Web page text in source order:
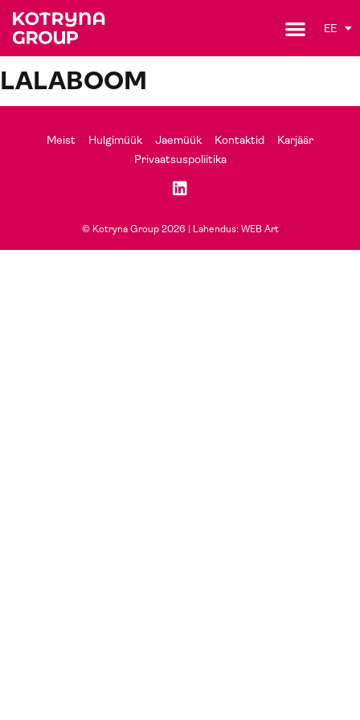
EE
LALABOOM
Meist Hulgimüük Jaemüük Kontaktid
Karjäär
Privaatsuspoliitika
© Kotryna Group 2026 | Lahendus: WEB Art